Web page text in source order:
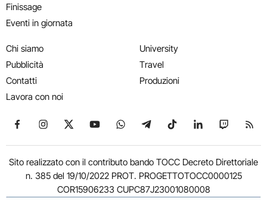
Finissage
Eventi in giornata
Chi siamo
Pubblicità
Contatti
Lavora con noi
University
Travel
Produzioni
Seguici su Facebook
Seguici su Instagram
Seguici su X
Seguici su YouTube
Seguici su WhatsApp
Seguici su Telegram
Seguici su TikTok
Seguici su
Seguici
Sito realizzato con il contributo bando TOCC Decreto Direttoriale
n. 385 del 19/10/2022 PROT. PROGETTOTOCC0000125
COR15906233 CUPC87J23001080008